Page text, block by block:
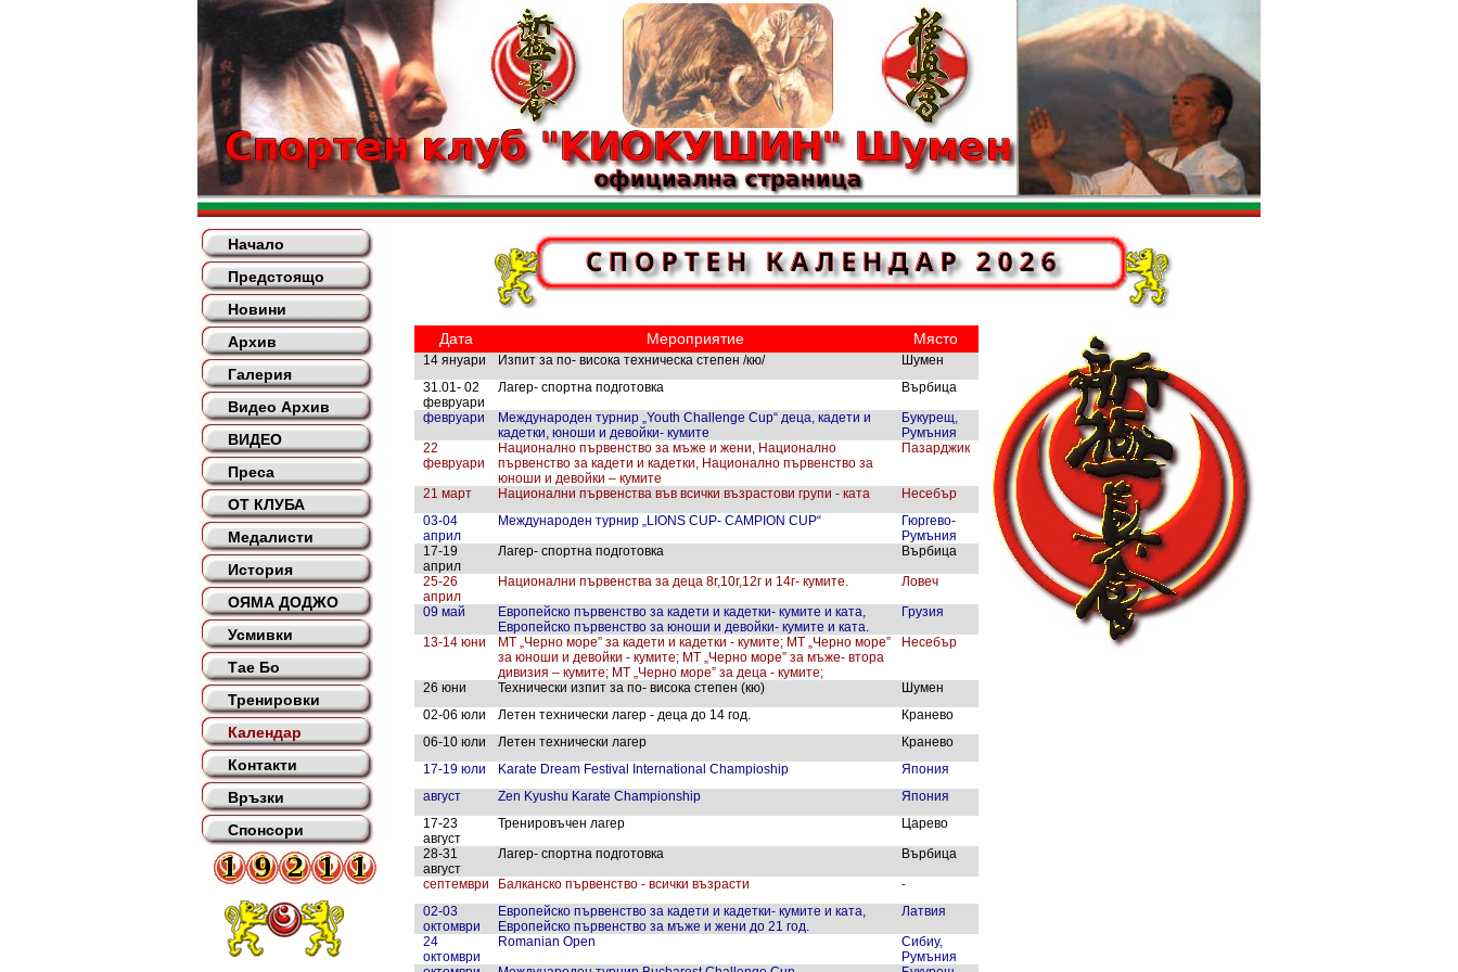
Начало
Предстоящо
Новини
Архив
Галерия
Видео Архив
ВИДЕО
Преса
ОТ КЛУБА
Медалисти
История
ОЯМА ДОДЖО
Усмивки
Тае Бо
Тренировки
Календар
Контакти
Връзки
Спонсори
Дата Мероприятие Място
14 януари Изпит за по- висока техническа степен /кю/
Шумен
31.01- 02
февруари
Лагер- спортна подготовка
Върбица
февруари
Международен турнир „Youth Challenge Cup“ деца, кадети и
кадетки, юноши и девойки- кумите
Букурещ,
Румъния
22
февруари
Национално първенство за мъже и жени, Национално
първенство за кадети и кадетки, Национално първенство за
юноши и девойки – кумите
Пазарджик
21 март Национални първенства във всички възрастови групи - ката
Несебър
03-04
април
Международен турнир „LIONS CUP- CAMPION CUP“
Гюргево-
Румъния
17-19
април
Лагер- спортна подготовка
Върбица
25-26
април
Национални първенства за деца 8г,10г,12г и 14г- кумите.
Ловеч
09 май
Европейско първенство за кадети и кадетки- кумите и ката,
Европейско първенство за юноши и девойки- кумите и ката.
Грузия
13-14 юни
МТ „Черно море” за кадети и кадетки - кумите; МТ „Черно море”
за юноши и девойки - кумите; МТ „Черно море” за мъже- втора
дивизия – кумите; МТ „Черно море” за деца - кумите;
Несебър
26 юни Технически изпит за по- висока степен (кю)
Шумен
02-06 юли
Летен технически лагер - деца до 14 год.
Кранево
06-10 юли
Летен технически лагер
Кранево
17-19 юли
Karate Dream Festival International Champioship
Япония
август
Zen Kyushu Karate Championship
Япония
17-23
август
Тренировъчен лагер
Царево
28-31
август
Лагер- спортна подготовка
Върбица
септември
Балканско първенство - всички възрасти
-
02-03
октомври
Европейско първенство за кадети и кадетки- кумите и ката,
Европейско първенство за мъже и жени до 21 год.
Латвия
24
октомври
Romanian Open
Сибиу,
Румъния